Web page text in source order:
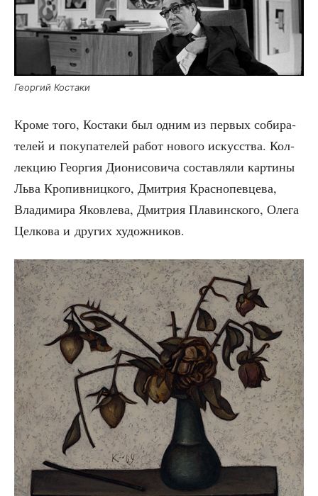
Геор­гий Костаки
Кро­ме того, Коста­ки был одним из пер­вых соби­ра­
те­лей и поку­па­те­лей работ ново­го искус­ства. Кол­
лек­цию Геор­гия Дио­ни­со­ви­ча состав­ля­ли кар­ти­ны
Льва Кро­пив­ниц­ко­го, Дмит­рия Крас­но­пев­це­ва,
Вла­ди­ми­ра Яко­вле­ва, Дмит­рия Пла­вин­ско­го, Оле­га
Цел­ко­ва и дру­гих художников.